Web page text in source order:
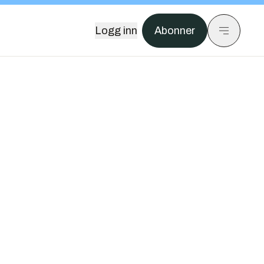
Logg inn Abonner